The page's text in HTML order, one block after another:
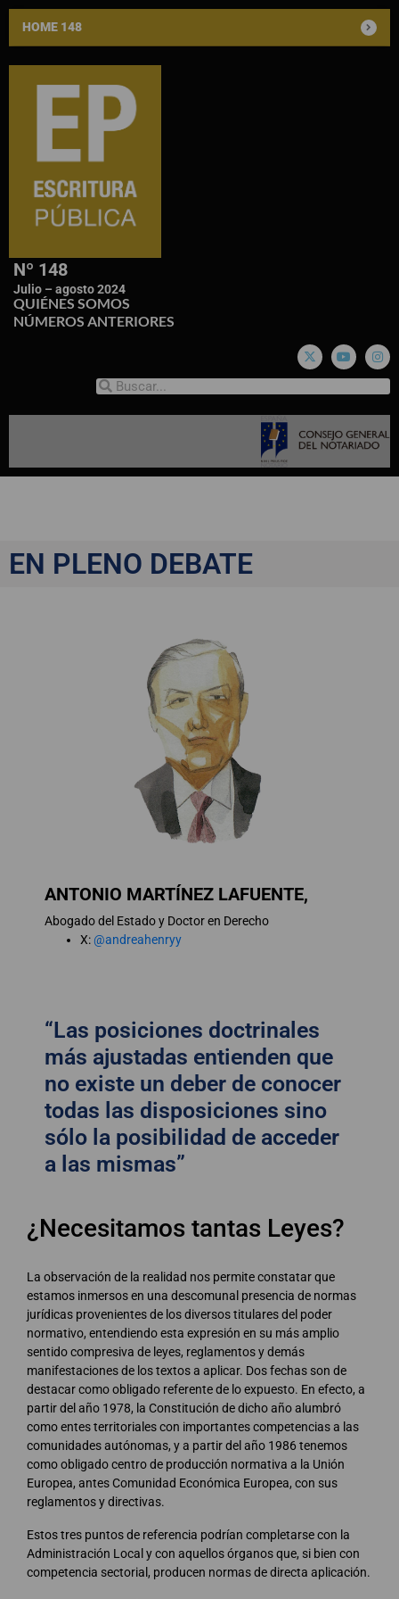
HOME 148
Nº 148
Julio – agosto 2024
QUIÉNES SOMOS
NÚMEROS ANTERIORES
EN PLENO DEBATE
ANTONIO MARTÍNEZ LAFUENTE,
Abogado del Estado y Doctor en Derecho
X:@andreahenryy
“Las posiciones doctrinales
más ajustadas entienden que
no existe un deber de conocer
todas las disposiciones sino
sólo la posibilidad de acceder
a las mismas”
¿Necesitamos tantas Leyes?
La observación de la realidad nos permite constatar que
estamos inmersos en una descomunal presencia de normas
jurídicas provenientes de los diversos titulares del poder
normativo, entendiendo esta expresión en su más amplio
sentido compresiva de leyes, reglamentos y demás
manifestaciones de los textos a aplicar. Dos fechas son de
destacar como obligado referente de lo expuesto. En efecto, a
partir del año 1978, la Constitución de dicho año alumbró
como entes territoriales con importantes competencias a las
comunidades autónomas, y a partir del año 1986 tenemos
como obligado centro de producción normativa a la Unión
Europea, antes Comunidad Económica Europea, con sus
reglamentos y directivas.
Estos tres puntos de referencia podrían completarse con la
Administración Local y con aquellos órganos que, si bien con
competencia sectorial, producen normas de directa aplicación.